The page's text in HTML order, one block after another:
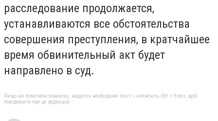
расследование продолжается,
устанавливаются все обстоятельства
совершения преступления, в кратчайшее
время обвинительный акт будет
направлено в суд.
Якщо ви помітили помилку, виділіть необхідний текст і натисніть Ctrl + Enter, щоб
повідомити про це редакцію